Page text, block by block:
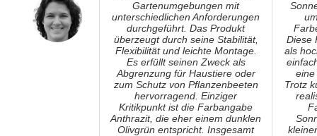
Gartenumgebungen mit
unterschiedlichen Anforderungen
durchgeführt. Das Produkt
überzeugt durch seine Stabilität,
Flexibilität und leichte Montage.
Es erfüllt seinen Zweck als
Abgrenzung für Haustiere oder
zum Schutz von Pflanzenbeeten
hervorragend. Einziger
Kritikpunkt ist die Farbangabe
Anthrazit, die eher einem dunklen
Olivgrün entspricht. Insgesamt
Diese
als
Trotz